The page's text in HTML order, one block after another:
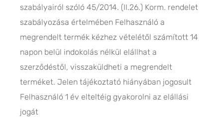
szabályairól szóló 45/2014. (II.26.) Korm. rendelet
szabályozása értelmében Felhasználó a
megrendelt termék kézhez vételétől számított 14
napon belül indokolás nélkül elállhat a
szerződéstől, visszaküldheti a megrendelt
terméket. Jelen tájékoztató hiányában jogosult
Felhasználó 1 év elteltéig gyakorolni az elállási
jogát